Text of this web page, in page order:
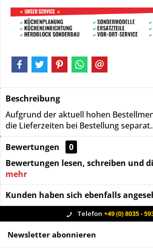
Beschreibung
Aufgrund der aktuell hohen
die Lieferzeiten bei Bestellung
Bewertungen
0
Bewertungen lesen, schreiben und
mehr
Kunden haben sich ebenfalls
Telefon +49 (0) 8035 -
Newsletter abonnieren